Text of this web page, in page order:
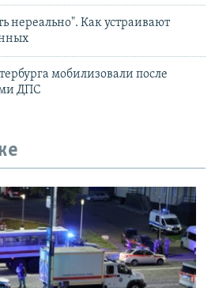
нереально". Как устраивают
мобилизовали после
ДПС